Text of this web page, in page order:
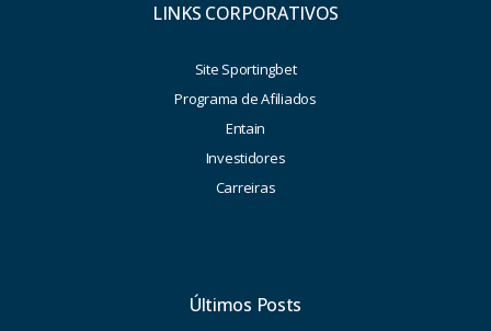
LINKS CORPORATIVOS
Site Sportingbet
Programa de Afiliados
Entain
Investidores
Carreiras
Últimos Posts